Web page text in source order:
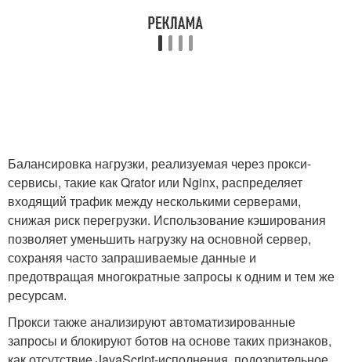
Балансировка нагрузки, реализуемая через прокси-
сервисы, такие как Qrator или Nginx, распределяет
входящий трафик между несколькими серверами,
снижая риск перегрузки. Использование кэширования
позволяет уменьшить нагрузку на основной сервер,
сохраняя часто запрашиваемые данные и
предотвращая многократные запросы к одним и тем же
ресурсам.
Прокси также анализируют автоматизированные
запросы и блокируют ботов на основе таких признаков,